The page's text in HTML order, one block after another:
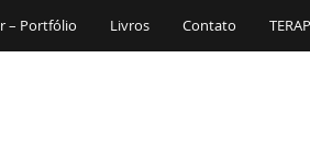
– Portfólio Livros Contato